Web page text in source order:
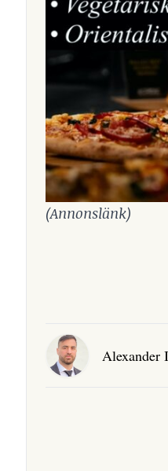
(Annonslänk)
Alexander